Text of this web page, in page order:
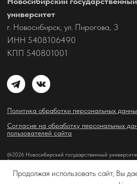
Продолжая использовать сайт, Вы